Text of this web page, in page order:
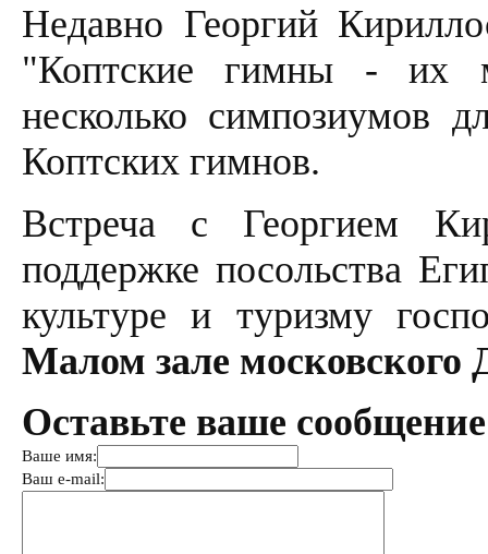
Недавно Георгий
"Коптские гимны - их
несколько симпозиумов
Коптских гимнов.
Встреча с Георгием
поддержке посольства
культуре и туризму
Малом зале московского
Оставьте ваше
Ваше имя:
Ваш e-mail: